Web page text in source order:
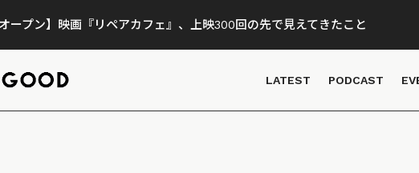
オープン】映画『リペアカフェ』、上映300回の先で見えてきたこと
LATEST PODCAST